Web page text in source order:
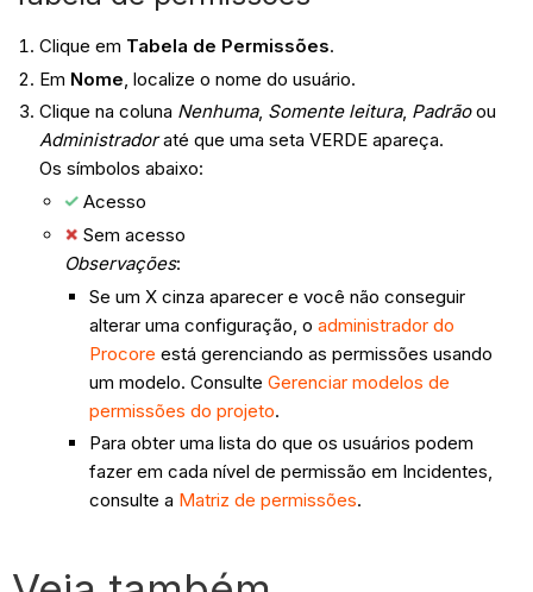
Clique em Tabela de Permissões.
Em Nome , localize o nome do usuário.
Clique na coluna Nenhuma, Somente leitura, Padrãoou
Administradoraté que uma seta VERDE apareça.
Os símbolos abaixo:
Acesso
Sem acesso
Observações:
Se um X cinza aparecer e você não conseguir
alterar uma configuração, o administrador do
Procore está gerenciando as permissões usando
um modelo. Consulte Gerenciar modelos de
permissões do projeto.
Para obter uma lista do que os usuários podem
fazer em cada nível de permissão em Incidentes,
consulte a Matriz de permissões.